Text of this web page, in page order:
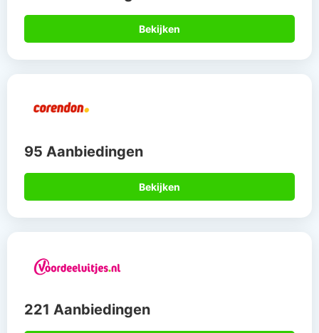
Bekijken
95 Aanbiedingen
Bekijken
221 Aanbiedingen